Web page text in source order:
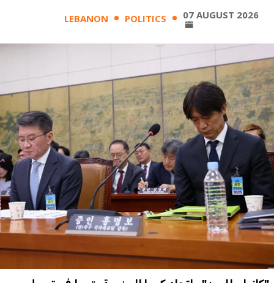
LEBANON POLITICS 07 AUGUST 2026